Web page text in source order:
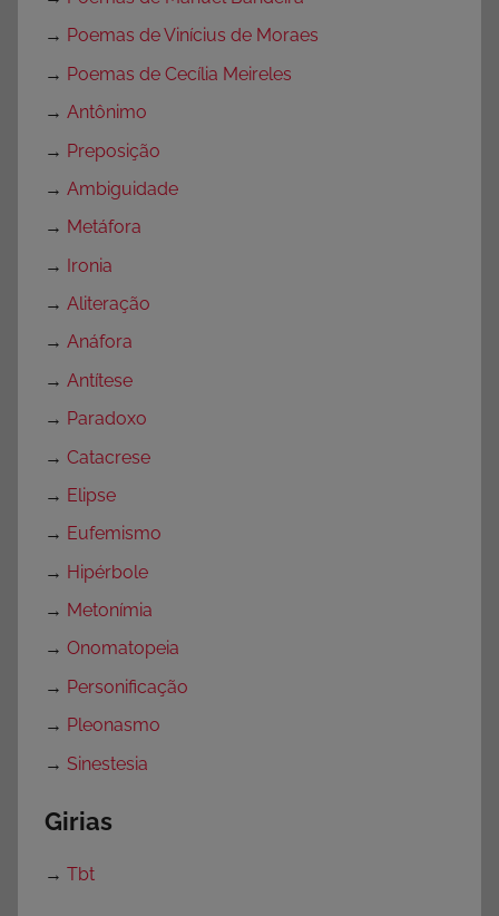
→ Poemas de Vinícius de Moraes
→ Poemas de Cecília Meireles
→ Antônimo
→ Preposição
→ Ambiguidade
→ Metáfora
→ Ironia
→ Aliteração
→ Anáfora
→ Antítese
→ Paradoxo
→ Catacrese
→ Elipse
→ Eufemismo
→ Hipérbole
→ Metonímia
→ Onomatopeia
→ Personificação
→ Pleonasmo
→ Sinestesia
Girias
→ Tbt